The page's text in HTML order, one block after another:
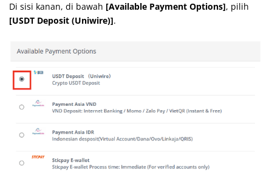
Di sisi kanan, di bawah [Available Payment Options], pilih
[USDT Deposit (Uniwire)].